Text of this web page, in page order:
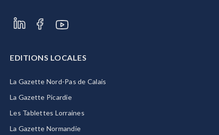
EDITIONS LOCALES
La Gazette Nord-Pas de Calais
La Gazette Picardie
Les Tablettes Lorraines
La Gazette Normandie